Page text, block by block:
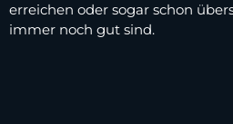
erreichen oder sogar schon
immer noch gut sind.